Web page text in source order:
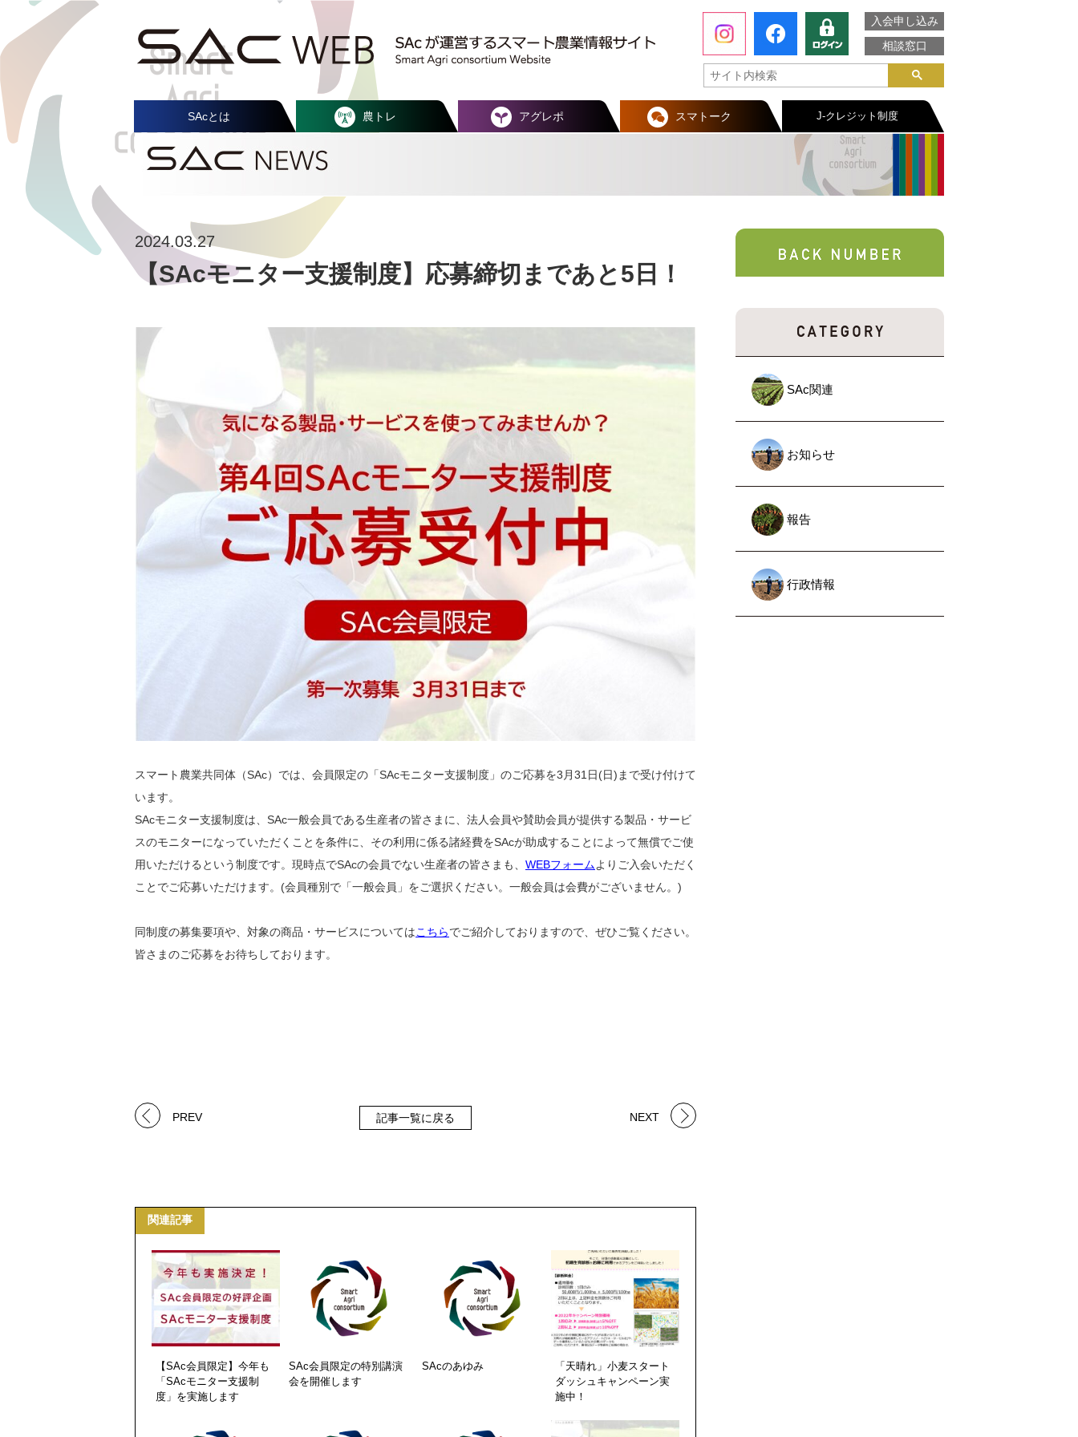
入会申し込み
相談窓口
SAcとは 農トレ アグレポ スマトーク J-クレジット制度
SAc関連
お知らせ
報告
行政情報
2024.03.27
【SAcモニター支援制度】応募締切まであと5日！
スマート農業共同体（SAc）では、会員限定の「SAcモニター支援制度」のご応募を3月31日(日)まで受け付けて
います。
SAcモニター支援制度は、SAc一般会員である生産者の皆さまに、法人会員や賛助会員が提供する製品・サービ
スのモニターになっていただくことを条件に、その利用に係る諸経費をSAcが助成することによって無償でご使
用いただけるという制度です。現時点でSAcの会員でない生産者の皆さまも、 WEBフォームよりご入会いただく
ことでご応募いただけます。(会員種別で「一般会員」をご選択ください。一般会員は会費がございません。)
同制度の募集要項や、対象の商品・サービスについてはこちらでご紹介しておりますので、ぜひご覧ください。
皆さまのご応募をお待ちしております。
PREV 記事一覧に戻る NEXT
関連記事
【SAc会員限定】今年も
「SAcモニター支援制
度」を実施します
SAc会員限定の特別講演
会を開催します
SAcのあゆみ
「天晴れ」小麦スタート
ダッシュキャンペーン実
施中！